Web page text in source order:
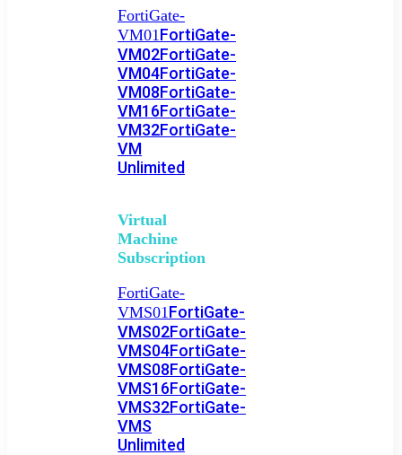
FortiGate-
VM01FortiGate-
VM02FortiGate-
VM04FortiGate-
VM08FortiGate-
VM16FortiGate-
VM32FortiGate-
VM
Unlimited
Virtual
Machine
Subscription
FortiGate-
VMS01FortiGate-
VMS02FortiGate-
VMS04FortiGate-
VMS08FortiGate-
VMS16FortiGate-
VMS32FortiGate-
VMS
Unlimited